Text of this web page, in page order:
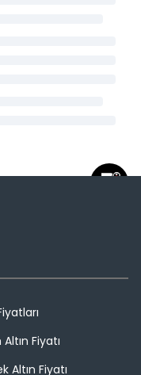
Fiyatı
Altın Fiyatı